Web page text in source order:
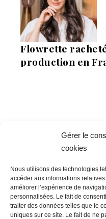
Gérer le
cookies
Nous utilisons des technologies
accéder aux informations
améliorer l’expérience de
personnalisées. Le fait de
traiter des données telles que le
uniques sur ce site. Le fait de ne
Flowrette
production en